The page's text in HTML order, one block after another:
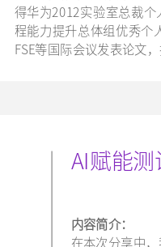
得华为2012实验室总裁
程能力提升总体组优秀个
FSE等国际会议发表论文
AI赋能
内容简介：
在本次分享中